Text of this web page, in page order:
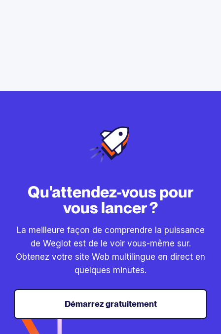
Qu'attendez-vous pour
vous lancer ?
La meilleure façon de comprendre la puissance
de Weglot est de le voir vous-même sur.
Obtenez votre site Web multilingue en direct en
quelques minutes.
Démarrez gratuitement